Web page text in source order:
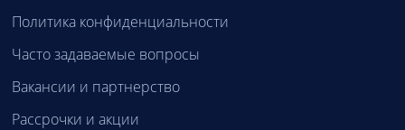
Политика конфиденциальности
Часто задаваемые вопросы
Вакансии и партнерство
Рассрочки и акции